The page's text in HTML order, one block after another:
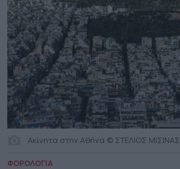
Ακίνητα στην Αθήνα © ΣΤΕΛΙΟΣ ΜΙΣΙΝΑΣ
ΦΟΡΟΛΟΓΙΑ